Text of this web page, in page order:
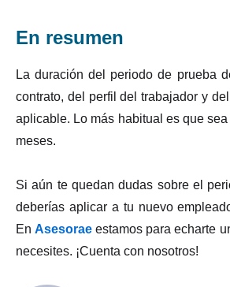
En resumen
La duración del periodo de prueba
contrato, del perfil del trabajador y
aplicable. Lo más habitual es que
meses.
Si aún te quedan dudas sobre el
deberías aplicar a tu nuevo
EnAsesorae estamos para echarte
necesites. ¡Cuenta con nosotros!